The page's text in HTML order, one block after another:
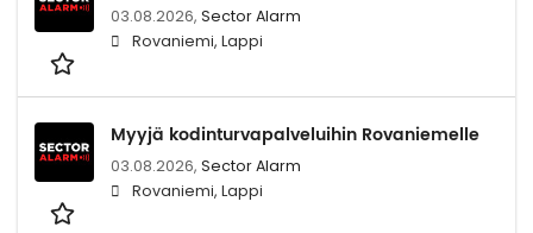
03.08.2026, Sector Alarm
Rovaniemi, Lappi
Myyjä kodinturvapalveluihin Rovaniemelle
03.08.2026, Sector Alarm
Rovaniemi, Lappi